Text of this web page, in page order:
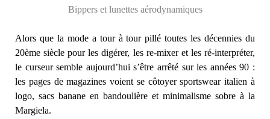
Bippers et lunettes aérodynamiques
Alors que la mode a tour à tour pillé toutes les décennies du
20ème siècle pour les digérer, les re-mixer et les ré-interpréter,
le curseur semble aujourd’hui s’être arrêté sur les années 90 :
les pages de magazines voient se côtoyer sportswear italien à
logo, sacs banane en bandoulière et minimalisme sobre à la
Margiela.